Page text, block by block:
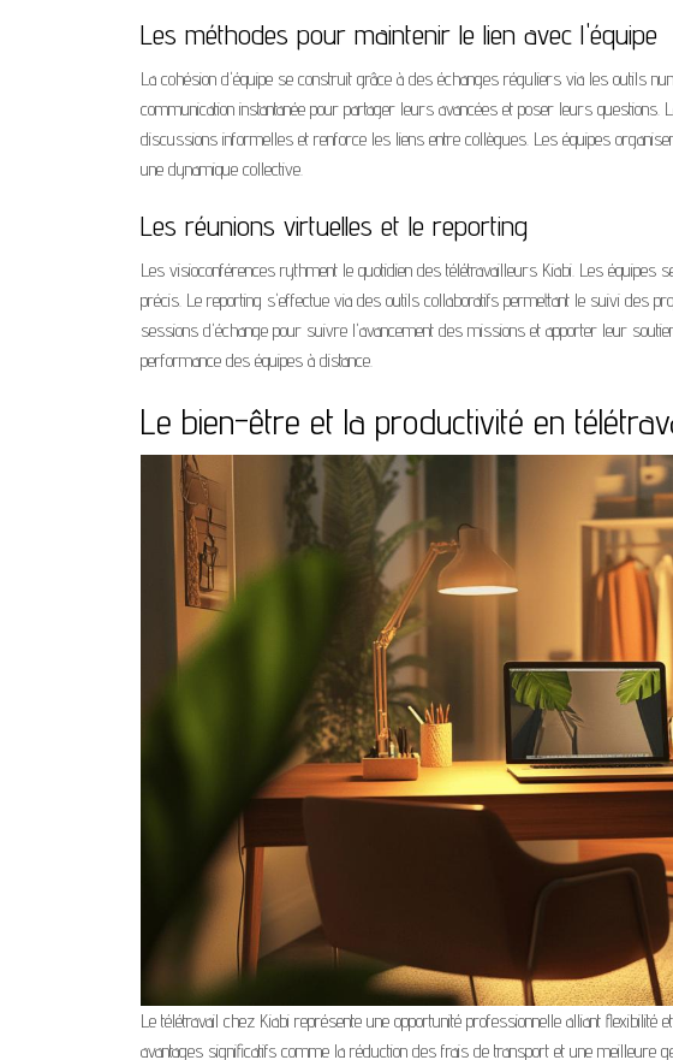
Les méthodes pour maintenir le lien avec l'équipe
La cohésion d'équipe se construit grâce à des échanges réguliers via les outils
communication instantanée pour partager leurs avancées et poser leurs
discussions informelles et renforce les liens entre collègues. Les équipes
une dynamique collective.
Les réunions virtuelles et le reporting
Les visioconférences rythment le quotidien des télétravailleurs Kiabi. Les
précis. Le reporting s'effectue via des outils collaboratifs permettant le suivi des
sessions d'échange pour suivre l'avancement des missions et apporter leur
performance des équipes à distance.
Le bien-être et la productivité en
Le télétravail chez Kiabi représente une opportunité professionnelle alliant
avantages significatifs comme la réduction des frais de transport et une meilleure